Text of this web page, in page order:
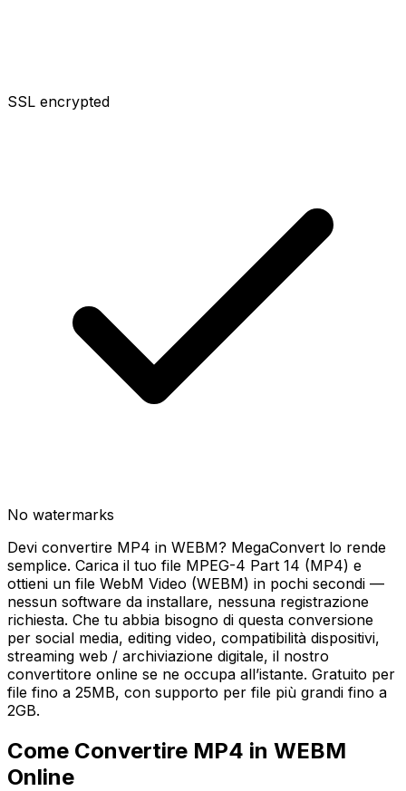
SSL encrypted
No watermarks
Devi convertire MP4 in WEBM? MegaConvert lo rende
semplice. Carica il tuo file MPEG-4 Part 14 (MP4) e
ottieni un file WebM Video (WEBM) in pochi secondi —
nessun software da installare, nessuna registrazione
richiesta. Che tu abbia bisogno di questa conversione
per social media, editing video, compatibilità dispositivi,
streaming web / archiviazione digitale, il nostro
convertitore online se ne occupa all’istante. Gratuito per
file fino a 25MB, con supporto per file più grandi fino a
2GB.
Come Convertire MP4 in WEBM
Online